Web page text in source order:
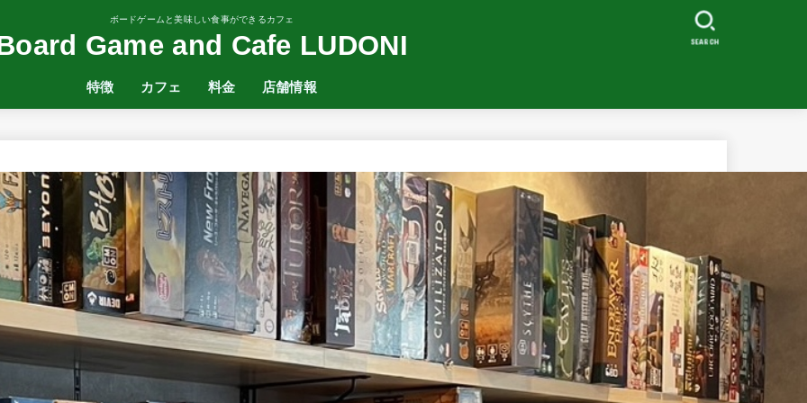
ボードゲームと美味しい食事ができるカフェ
Game and Cafe LUDONI
特徴 カフェ 料金 店舗情報
SEARCH